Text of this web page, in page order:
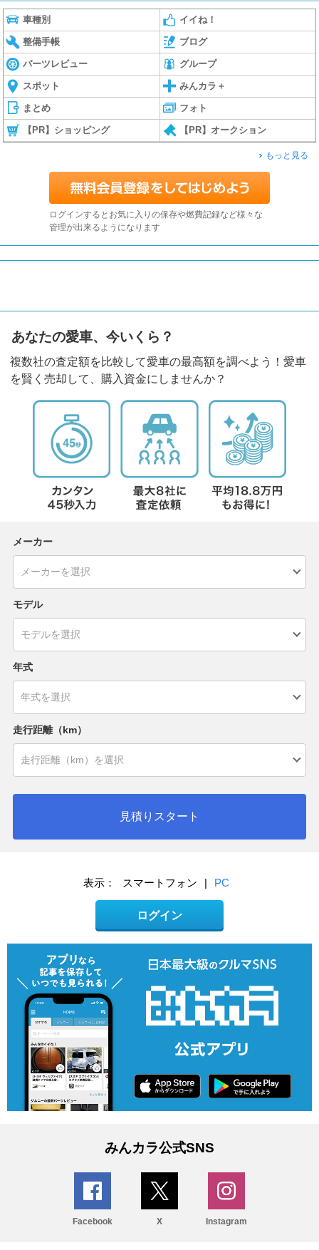
車種別 イイね！
整備手帳 ブログ
パーツレビュー グループ
スポット みんカラ＋
まとめ フォト
【PR】ショッピング 【PR】オークション
もっと見る
ログインするとお気に入りの保存や燃費記録など様々な
管理が出来るようになります
あなたの愛車、今いくら？
複数社の査定額を比較して愛車の最高額を調べよう！愛車
を賢く売却して、購入資金にしませんか？
メーカー
モデル
年式
走行距離（km）
見積りスタート
表示： スマートフォン | PC
ログイン
みんカラ公式SNS
Facebook X Instagram